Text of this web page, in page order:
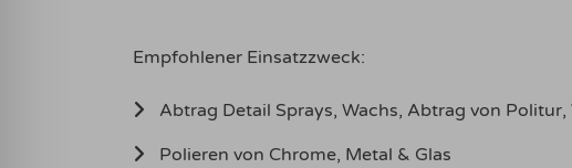
Empfohlener Einsatzzweck:
Abtrag Detail Sprays, Wachs, Abtrag von Politur,
Polieren von Chrome, Metal & Glas